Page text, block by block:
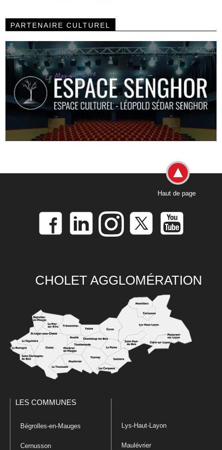
PARTENAIRE CULTUREL
Haut de page
CHOLET AGGLOMÉRATION
LES COMMUNES
Bégrolles-en-Mauges
Cernusson
Lys-Haut-Layon
Maulévrier